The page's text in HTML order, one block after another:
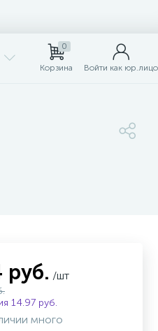
0
Корзина Войти как юр.лицо
руб. /шт
14.97 руб.
много